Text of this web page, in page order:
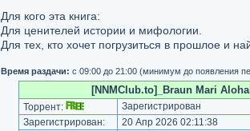
Для кого эта книга:
Для ценителей истории и мифологии.
Для тех, кто хочет погрузиться в прошлое и
Время раздачи: с 09:00 до 21:00 (минимум до появления
[NNMClub.to]_Braun Mari
Торрент:
Зарегистрирован
Зарегистрирован:
20 Апр 2026 02:11:38